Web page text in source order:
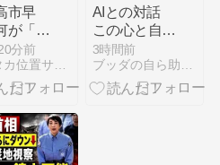
市早
が「サ
れば憂
」や！
ばっか
の八百
め
【アン
分前
AIとの対話
この心と自分
の関係
3時間前